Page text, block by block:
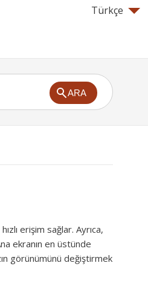
Türkçe
ARA
erişim sağlar. Ayrıca,
ekranın en üstünde
görünümünü değiştirmek